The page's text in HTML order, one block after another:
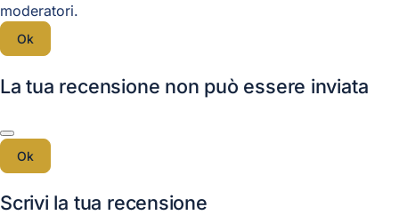
moderatori.
Ok
La tua recensione non può essere inviata
Ok
Scrivi la tua recensione